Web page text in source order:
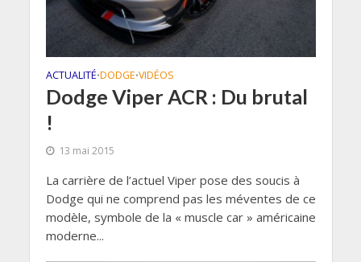
ACTUALITÉ•DODGE•VIDÉOS
Dodge Viper ACR : Du brutal
!
13 mai 2015
La carrière de l’actuel Viper pose des soucis à
Dodge qui ne comprend pas les méventes de ce
modèle, symbole de la « muscle car » américaine
moderne...